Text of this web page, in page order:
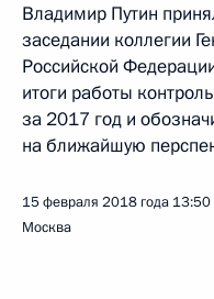
Владимир Путин
заседании коллегии
Российской
итоги работы
за 2017 год и
на ближайшую
15 февраля 2018 года 13:50
Москва